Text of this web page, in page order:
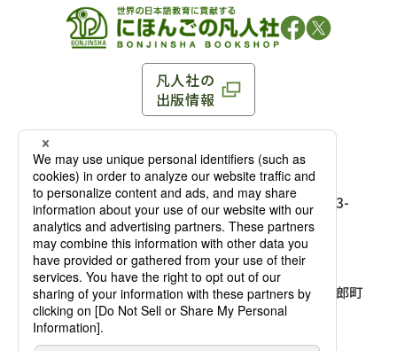
凡人社の
出版情報
〒102-0093 東京都千代田区平河町 1-3-13 8F
TEL：03-3263-3959／FAX：03-3263-3116
麹町店
〒102-0093 東京都千代田区平河町1-3-
13 8F［アクセス］
TEL：03-3239-8673／FAX：03-3263-
3116
大阪店
〒541-0056 大阪府大阪市中央区久太郎町
4-2-10
大西ビルディング 1階［